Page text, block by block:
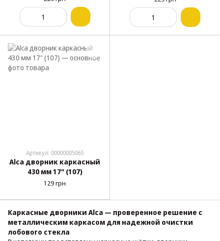
Артикул: 00000005065
Alca дворник каркасный
430 мм 17" (107)
129 грн
Каркасные дворники Alca — проверенное решение с
металлическим каркасом для надежной очистки
лобового стекла